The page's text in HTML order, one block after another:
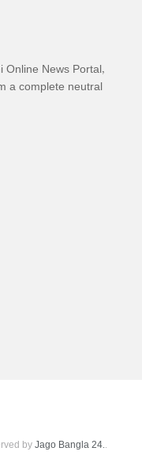
Online News Portal,
a complete neutral
by Jago Bangla 24..